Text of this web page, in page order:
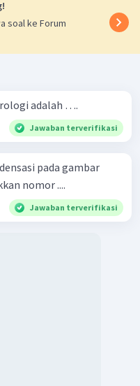
soal ke Forum
adalah ….
Jawaban terverifikasi
nomor ....
Jawaban terverifikasi